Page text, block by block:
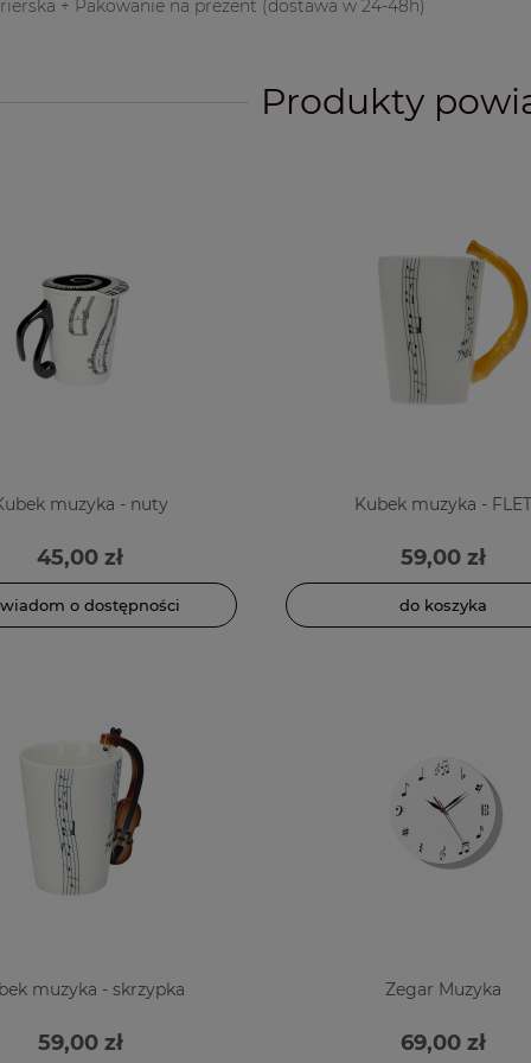
+ Pakowanie na prezent (dostawa w 24-48h)
Produkty
muzyka - nuty
45,00 zł
o dostępności
Kubek muzyka - FLET
59,00 zł
do koszyka
muzyka - skrzypka
59,00 zł
Zegar Muzyka
69,00 zł